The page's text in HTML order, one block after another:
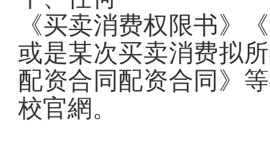
《买卖消费权限书》
或是某次买卖消费拟
配资合同配资合同》
校官網。